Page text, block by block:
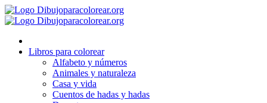
Ir
al
Libros para colorear
Alfabeto y números
Animales y naturaleza
Casa y vida
Cuentos de hadas y hadas